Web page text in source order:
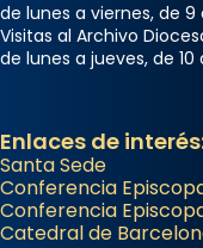
de lunes a viernes, de 9
Visitas al Archivo
de lunes a jueves, de 10
Enlaces de
Santa Sede
Conferencia
Conferencia
Catedral de